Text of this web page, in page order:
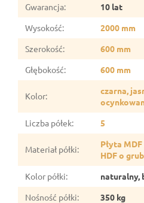
Gwarancja:
10 lat
Wysokość:
2000 mm
Szerokość:
600 mm
Głębokość: 600 mm
Kolor:
czarna,
Liczba półek: 5
Materiał półki:
Płyta
HDF o
Kolor półki:
naturalny,
Nośność półki:
350 kg